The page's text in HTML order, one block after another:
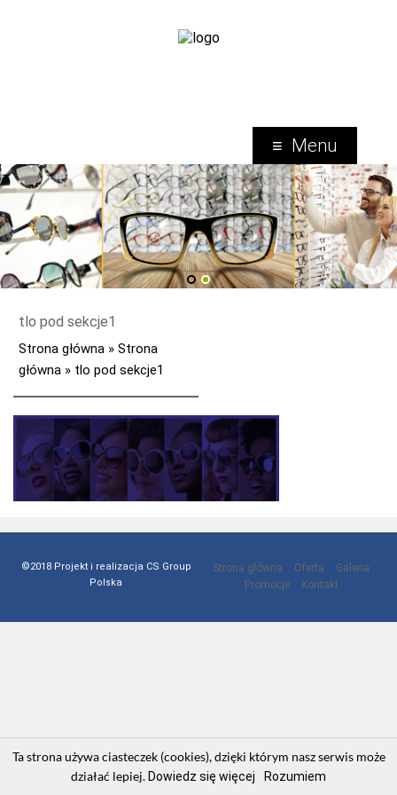
Menu
1 2
tlo pod sekcje1
Strona główna » Strona
główna » tlo pod sekcje1
©2018 Projekt i realizacja CS Group
Polska
Strona główna Oferta
Galeria
Promocje
Kontakt
Ta strona używa ciasteczek (cookies), dzięki którym nasz serwis może
działać lepiej. Dowiedz się więcej Rozumiem